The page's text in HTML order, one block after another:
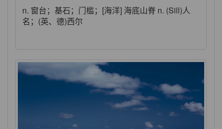
n. 窗台；基石；门槛；[海洋] 海底山脊 n. (Sill)人
名；(英、德)西尔